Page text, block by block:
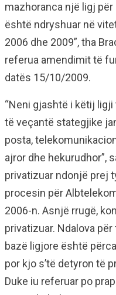
mazhoranca një ligj
është ndryshuar në
2006 dhe 2009”, tha
referua amendimit të
datës 15/10/2009.
“Neni gjashtë i këtij
të veçantë stategjike
posta,
ajror dhe hekurudhor”,
privatizuar ndonjë prej
procesin për
2006-n. Asnjë rrugë,
privatizuar. Ndalova
bazë ligjore është
por kjo s’të detyron të
Duke iu referuar po